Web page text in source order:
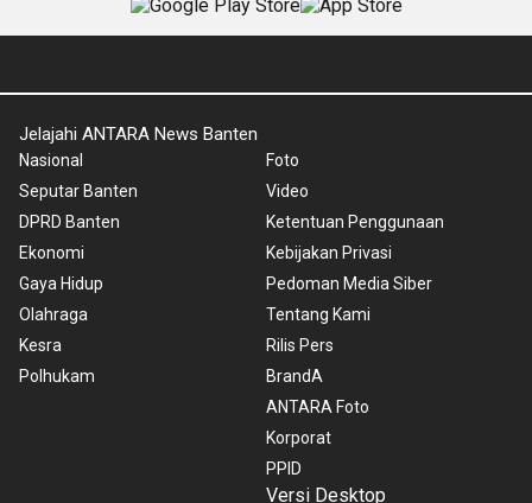
Jelajahi ANTARA News Banten
Nasional
Seputar Banten
DPRD Banten
Ekonomi
Gaya Hidup
Olahraga
Kesra
Polhukam
Foto
Video
Ketentuan Penggunaan
Kebijakan Privasi
Pedoman Media Siber
Tentang Kami
Rilis Pers
BrandA
ANTARA Foto
Korporat
PPID
Versi Desktop